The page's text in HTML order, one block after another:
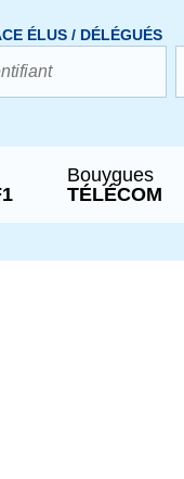
ÉLUS / DÉLÉGUÉS
Bouygues
TÉLÉCOM